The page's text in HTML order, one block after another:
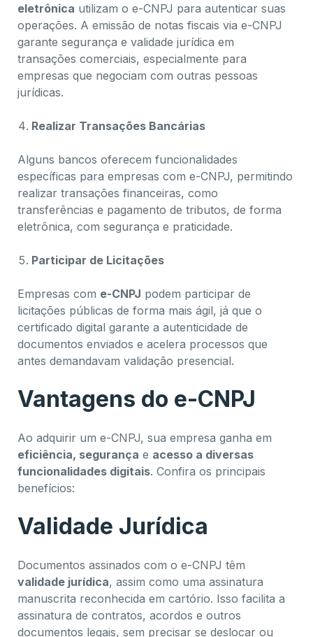
eletrônica utilizam o e-CNPJ para autenticar suas
operações. A emissão de notas fiscais via e-CNPJ
garante segurança e validade jurídica em
transações comerciais, especialmente para
empresas que negociam com outras pessoas
jurídicas.
Realizar Transações Bancárias
Alguns bancos oferecem funcionalidades
específicas para empresas com e-CNPJ, permitindo
realizar transações financeiras, como
transferências e pagamento de tributos, de forma
eletrônica, com segurança e praticidade.
Participar de Licitações
Empresas com e-CNPJ podem participar de
licitações públicas de forma mais ágil, já que o
certificado digital garante a autenticidade de
documentos enviados e acelera processos que
antes demandavam validação presencial.
Vantagens do e-CNPJ
Ao adquirir um e-CNPJ, sua empresa ganha em
eficiência, segurança e acesso a diversas
funcionalidades digitais. Confira os principais
benefícios:
Validade Jurídica
Documentos assinados com o e-CNPJ têm
validade jurídica, assim como uma assinatura
manuscrita reconhecida em cartório. Isso facilita a
assinatura de contratos, acordos e outros
documentos legais, sem precisar se deslocar ou